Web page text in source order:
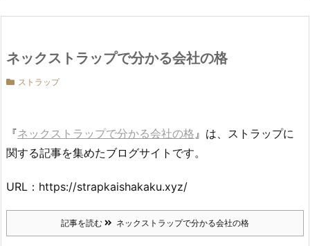
ネックストラップで分かる会社の格
ストラップ
『ネックストラップで分かる会社の格 』は、ストラップに
関する記事を集めたブログサイトです。
URL：https://strapkaishakaku.xyz/
記事を読む ネックストラップで分かる会社の格